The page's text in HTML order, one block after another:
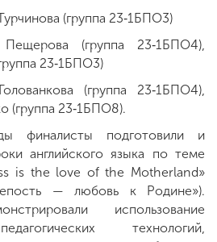
(группа 23‑1БПО3)
(группа 23‑1БПО4),
23‑1БПО3)
(группа 23‑1БПО4),
(группа 23‑1БПО8).
финалисты подготовили и
английского языка по теме
is the love of the Motherland»
— любовь к Родине»).
использование
технологий,